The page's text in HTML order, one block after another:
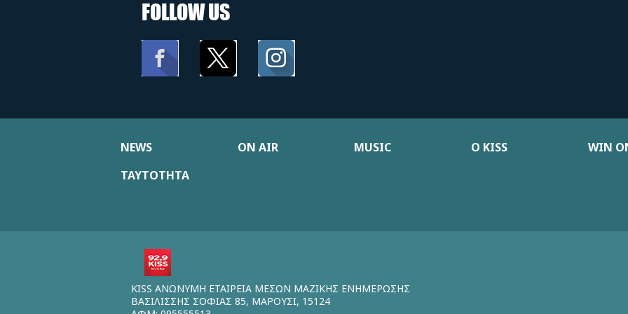
FOLLOW US
NEWS ON AIR MUSIC Ο KISS WIN
ΤΑΥΤΟΤΗΤΑ
KISS ΑΝΩΝΥΜΗ ΕΤΑΙΡΕΙΑ ΜΕΣΩΝ ΜΑΖΙΚΗΣ ΕΝΗΜΕΡΩΣΗΣ
ΒΑΣΙΛΙΣΣΗΣ ΣΟΦΙΑΣ 85, ΜΑΡΟΥΣΙ, 15124